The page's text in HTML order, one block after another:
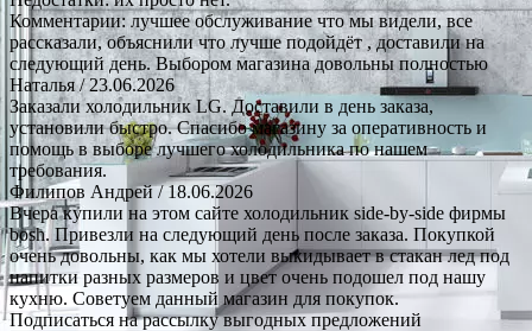
Комментарии: лучшее обслуживание что мы видели, все
рассказали, объяснили что лучше подойдёт , доставили на
следующий день. Выбором магазина довольны полностью
Наталья/ 23.06.2026
Заказали холодильник LG. Доставили в день заказа,
установили быстро. Спасибо магазину за оперативность и
помощь в выборе лучшего холодильника по нашем
требования.
Филипов Андрей/ 18.06.2026
Вчера купили на этом сайте холодильник side-by-side фирмы
bosh. Привезли на следующий день после заказа. Покупкой
очень довольны, как мы хотели выкидывает в стакан лед под
напитки разных размеров и цвет очень подошел под нашу
кухню. Советуем данный магазин для покупок.
Подписаться на рассылку выгодных предложений